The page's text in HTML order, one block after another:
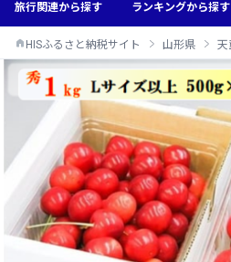
旅行関連から探す ランキングから探す
HISふるさと納税サイト 山形県 天